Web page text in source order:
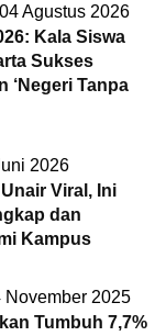
04 Agustus 2026
Kala Siswa
Sukses
‘Negeri Tanpa
2026
Viral, Ini
dan
Kampus
November 2025
Tumbuh 7,7%